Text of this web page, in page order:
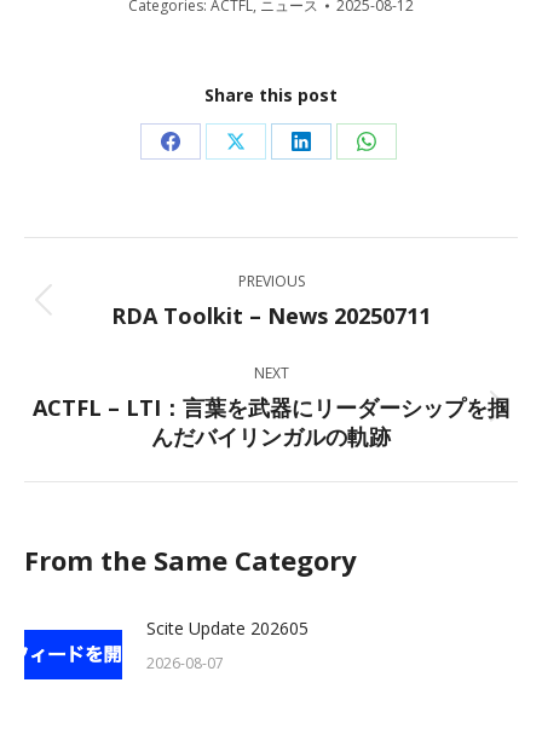
Categories: ACTFL, ニュース 2025-08-12
Share this post
Share
Facebook
Share
X
Share
LinkedIn
Share
WhatsApp
navigation
PREVIOUS
Previous
RDA Toolkit – News 20250711
NEXT
Next
post:
ACTFL – LTI：言葉を武器にリーダーシップを掴
んだバイリンガルの軌跡
From the Same Category
Scite Update 202605
2026-08-07